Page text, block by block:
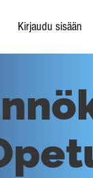
Kirjaudu sisään